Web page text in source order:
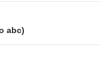
abc)